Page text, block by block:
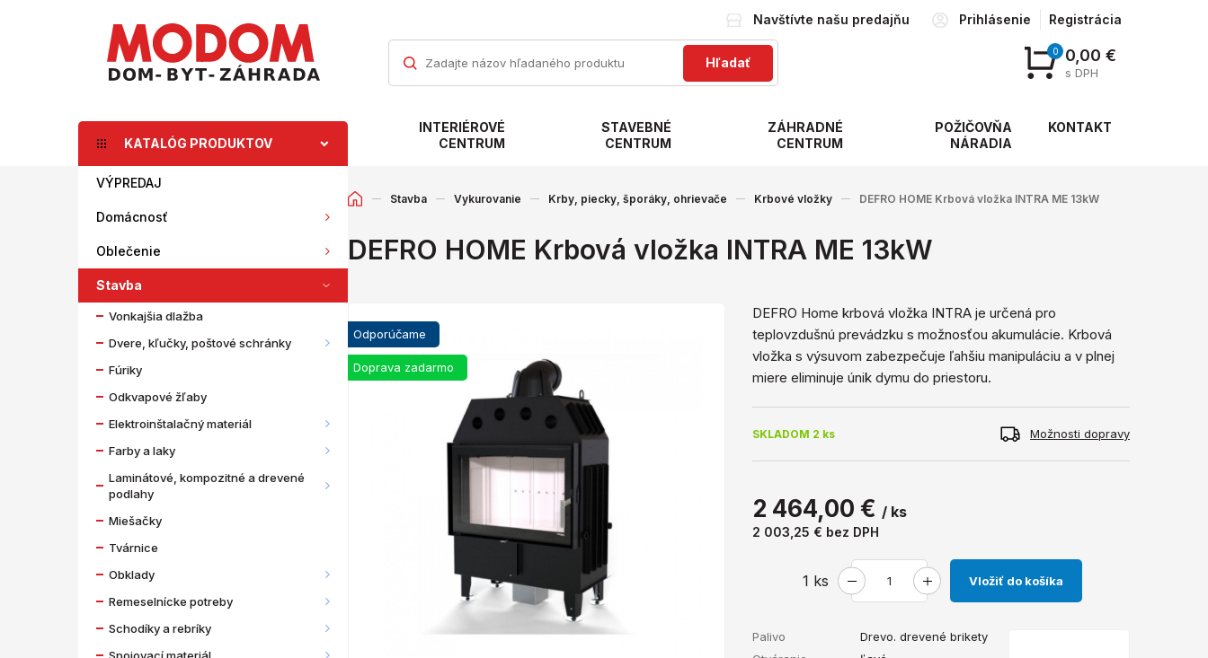
Navštívte našu predajňu Prihlásenie Registrácia
Hľadať
0 0,00 €
s DPH
INTERIÉROVÉ
CENTRUM
STAVEBNÉ
CENTRUM
ZÁHRADNÉ
CENTRUM
POŽIČOVŇA
NÁRADIA
KONTAKT
KATALÓG PRODUKTOV
VÝPREDAJ
Domácnosť
Oblečenie
Stavba
Vonkajšia dlažba
Dvere, kľučky, poštové schránky
Fúriky
Odkvapové žľaby
Elektroinštalačný materiál
Farby a laky
Laminátové, kompozitné a drevené
podlahy
Miešačky
Tvárnice
Obklady
Remeselnícke potreby
Schodíky a rebríky
Spojovací materiál
Stavba Vykurovanie Krby, piecky, šporáky, ohrievače Krbové vložky DEFRO HOME Krbová vložka INTRA ME 13kW
DEFRO HOME Krbová vložka INTRA ME 13kW
Odporúčame
Doprava zadarmo
DEFRO Home krbová vložka INTRA je určená pro
teplovzdušnú prevádzku s možnosťou akumulácie. Krbová
vložka s výsuvom zabezpečuje ľahšiu manipuláciu a v plnej
miere eliminuje únik dymu do priestoru.
SKLADOM 2 ks Možnosti dopravy
2 464,00 € / ks
2 003,25 € bez DPH
1 ks Vložiť do košíka
Palivo
Drevo. drevené brikety